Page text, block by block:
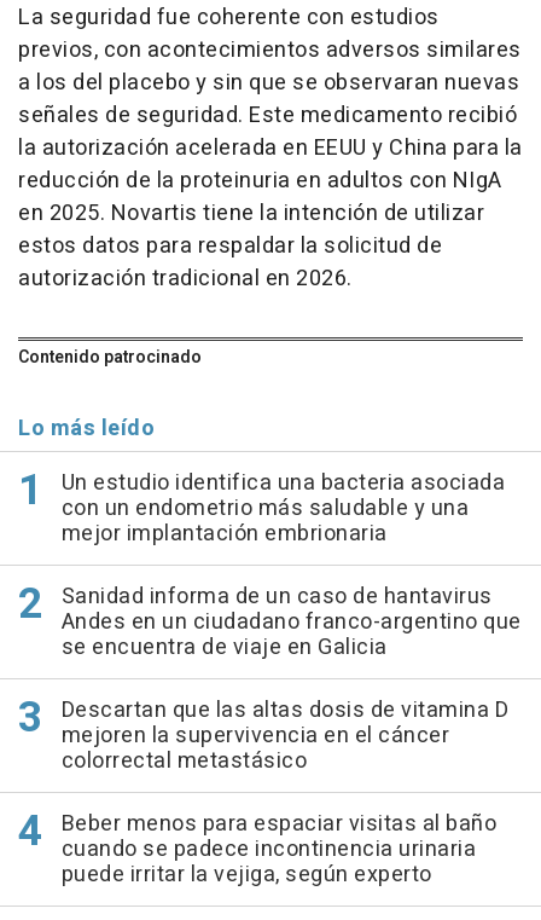
La seguridad fue coherente con estudios
previos, con acontecimientos adversos similares
a los del placebo y sin que se observaran nuevas
señales de seguridad. Este medicamento recibió
la autorización acelerada en EEUU y China para la
reducción de la proteinuria en adultos con NIgA
en 2025. Novartis tiene la intención de utilizar
estos datos para respaldar la solicitud de
autorización tradicional en 2026.
Contenido patrocinado
Lo más leído
Un estudio identifica una bacteria asociada
con un endometrio más saludable y una
mejor implantación embrionaria
Sanidad informa de un caso de hantavirus
Andes en un ciudadano franco-argentino que
se encuentra de viaje en Galicia
Descartan que las altas dosis de vitamina D
mejoren la supervivencia en el cáncer
colorrectal metastásico
Beber menos para espaciar visitas al baño
cuando se padece incontinencia urinaria
puede irritar la vejiga, según experto